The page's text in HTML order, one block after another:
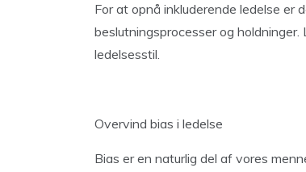
For at opnå inkluderende ledelse
beslutningsprocesser og
ledelsesstil.
Overvind bias i ledelse
Bias er en naturlig del af vores